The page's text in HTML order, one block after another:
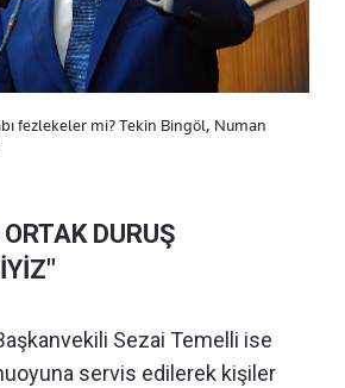
fezlekeler mi? Tekin Bingöl, Numan
DURUŞ
Sezai Temelli ise
servis edilerek kişiler